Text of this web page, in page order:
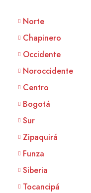
Norte
Chapinero
Occidente
Noroccidente
Centro
Bogotá
Sur
Zipaquirá
Funza
Siberia
Tocancipá